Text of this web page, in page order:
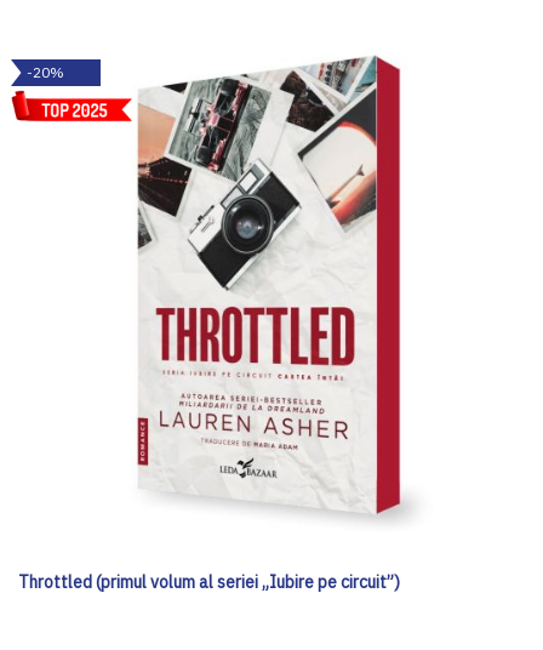
-20%
Throttled (primul volum al seriei „Iubire pe circuit”)